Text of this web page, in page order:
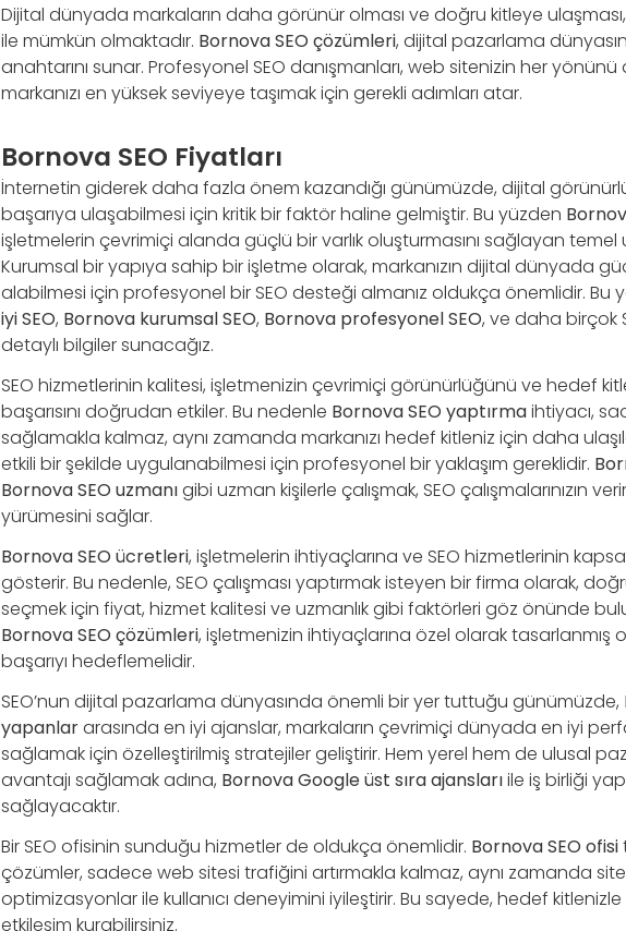
Dijital dünyada markaların daha görünür olması ve doğru kitleye
ile mümkün olmaktadır. Bornova SEO çözümleri, dijital pazarlama
anahtarını sunar. Profesyonel SEO danışmanları, web sitenizin her
markanızı en yüksek seviyeye taşımak için gerekli adımları atar.
Bornova SEO Fiyatları
İnternetin giderek daha fazla önem kazandığı günümüzde, dijital
başarıya ulaşabilmesi için kritik bir faktör haline gelmiştir. Bu yüzden
işletmelerin çevrimiçi alanda güçlü bir varlık oluşturmasını sağlayan temel
Kurumsal bir yapıya sahip bir işletme olarak, markanızın dijital dünyada
alabilmesi için profesyonel bir SEO desteği almanız oldukça önemlidir. Bu
iyi SEO, Bornova kurumsal SEO, Bornova profesyonel SEO, ve daha birçok
detaylı bilgiler sunacağız.
SEO hizmetlerinin kalitesi, işletmenizin çevrimiçi görünürlüğünü ve hedef
başarısını doğrudan etkiler. Bu nedenle Bornova SEO yaptırmaihtiyacı,
sağlamakla kalmaz, aynı zamanda markanızı hedef kitleniz için daha
etkili bir şekilde uygulanabilmesi için profesyonel bir yaklaşım gereklidir.
Bornova SEO uzmanıgibi uzman kişilerle çalışmak, SEO çalışmalarınızın
yürümesini sağlar.
Bornova SEO ücretleri, işletmelerin ihtiyaçlarına ve SEO hizmetlerinin
gösterir. Bu nedenle, SEO çalışması yaptırmak isteyen bir firma olarak,
seçmek için fiyat, hizmet kalitesi ve uzmanlık gibi faktörleri göz önünde
Bornova SEO çözümleri, işletmenizin ihtiyaçlarına özel olarak tasarlanmış
başarıyı hedeflemelidir.
SEO’nun dijital pazarlama dünyasında önemli bir yer tuttuğu günümüzde,
yapanlararasında en iyi ajanslar, markaların çevrimiçi dünyada en iyi
sağlamak için özelleştirilmiş stratejiler geliştirir. Hem yerel hem de ulusal
avantajı sağlamak adına, Bornova Google üst sıra ajanslarıile iş birliği
sağlayacaktır.
Bir SEO ofisinin sunduğu hizmetler de oldukça önemlidir. Bornova SEO ofisi
çözümler, sadece web sitesi trafiğini artırmakla kalmaz, aynı zamanda site
optimizasyonlar ile kullanıcı deneyimini iyileştirir. Bu sayede, hedef
etkileşim kurabilirsiniz.